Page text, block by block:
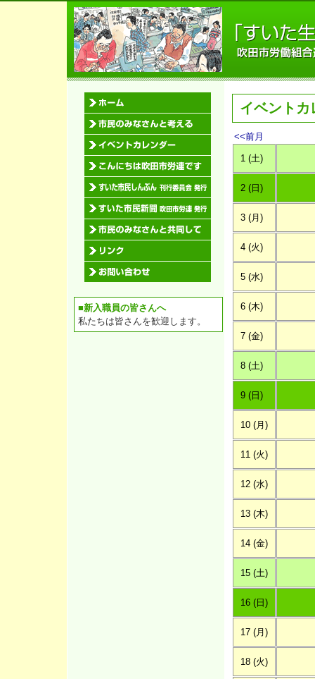
イベントカ
<<前月
1 (土)
2 (日)
3 (月)
4 (火)
5 (水)
6 (木)
7 (金)
8 (土)
9 (日)
10 (月)
11 (火)
12 (水)
13 (木)
14 (金)
15 (土)
16 (日)
17 (月)
18 (火)
■新入職員の皆さんへ
私たちは皆さんを歓迎します。